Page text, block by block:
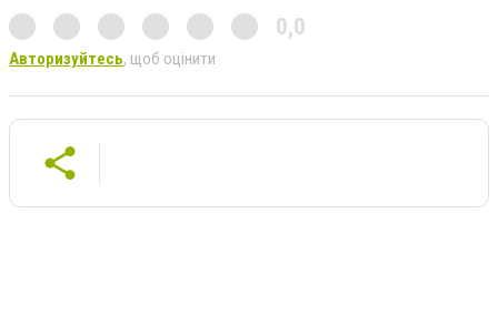
0,0
Авторизуйтесь, щоб оцінити